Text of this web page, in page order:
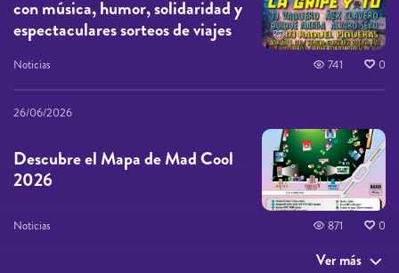
con música, humor, solidaridad y
espectaculares sorteos de viajes
Noticias 741 0
26/06/2026
Descubre el Mapa de Mad Cool
2026
Noticias 871 0
Ver más